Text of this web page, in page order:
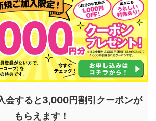
会すると3,000円割引クーポンが
もらえます！